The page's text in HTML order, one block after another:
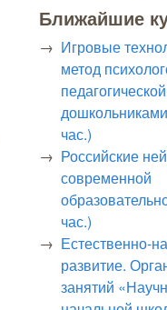
Ближайшие
Игровые
метод
час.)
Российские
современной
час.)
Естественно-
развитие.
занятий